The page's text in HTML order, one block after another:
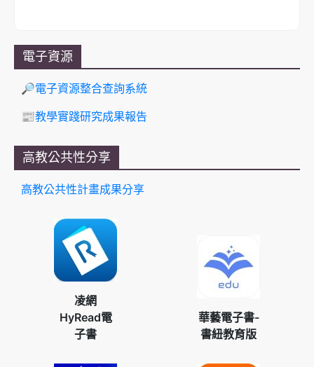
電子資源
🔎電子資源整合查詢系統
📰教學實踐研究成果報告
高教公共性分享
高教公共性計畫成果分享
凌網
HyRead電
子書
華藝電子書-
書紐教育版